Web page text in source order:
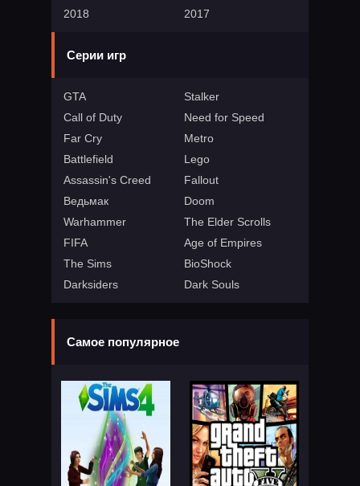
2018
2017
Серии игр
GTA
Stalker
Call of Duty
Need for Speed
Far Cry
Metro
Battlefield
Lego
Assassin's Creed
Fallout
Ведьмак
Doom
Warhammer
The Elder Scrolls
FIFA
Age of Empires
The Sims
BioShock
Darksiders
Dark Souls
Самое популярное